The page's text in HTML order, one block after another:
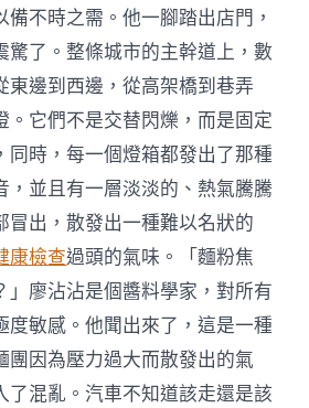
不時之需。他一腳踏出店門，
驚了。整條城市的主幹道上，數
東邊到西邊，從高架橋到巷弄
。它們不是交替閃爍，而是固定
同時，每一個燈箱都發出了那種
，並且有一層淡淡的、熱氣騰騰
冒出，散發出一種難以名狀的
康檢查過頭的氣味。「麵粉焦
」廖沾沾是個醬料學家，對所有
度敏感。他聞出來了，這是一種
團因為壓力過大而散發出的氣
了混亂。汽車不知道該走還是該